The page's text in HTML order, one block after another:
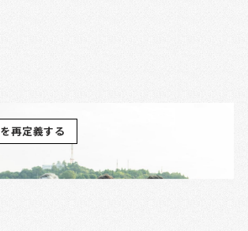
再定義する